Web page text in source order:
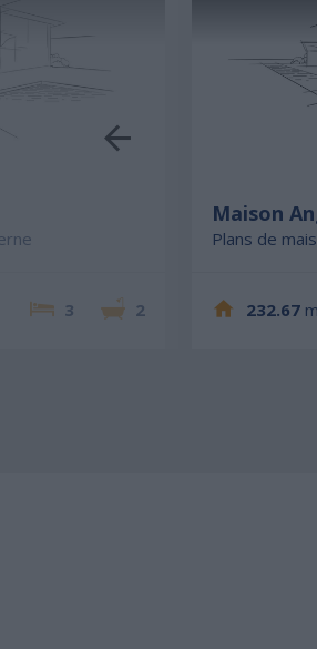
3 2
Maison
Plans de
232.67